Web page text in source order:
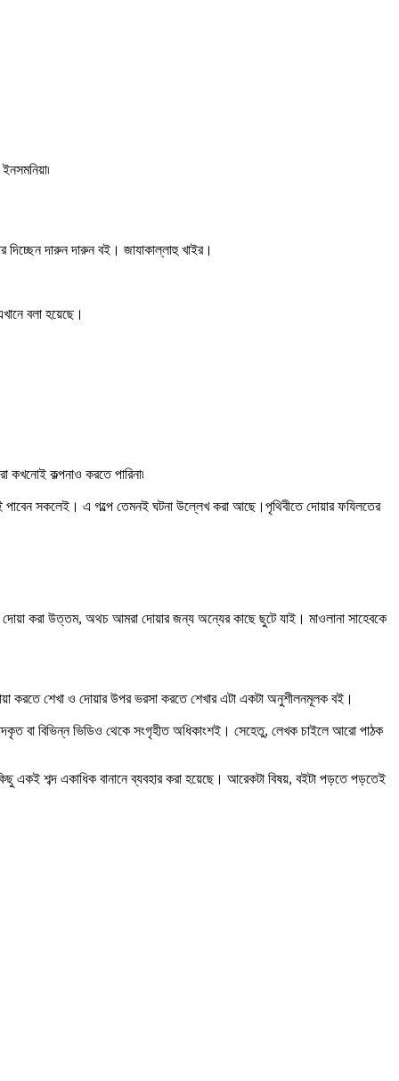
দিচ্ছেন দারুন দারুন বই। জাযাকাল্লাহু খাইর।
বলা হয়েছে।
কখনোই কল্পনাও করতে পারিনা৷
সকলেই। এ গল্পে তেমনই ঘটনা উল্লেখ করা আছে।পৃথিবীতে দোয়ার ফযিলতের
করা উত্তম, অথচ আমরা দোয়ার জন্য অন্যের কাছে ছুটে যাই। মাওলানা সাহেবকে
করতে শেখা ও দোয়ার উপর ভরসা করতে শেখার এটা একটা অনুশীলনমূলক বই।
বা বিভিন্ন ভিডিও থেকে সংগৃহীত অধিকাংশই। সেহেতু, লেখক চাইলে আরো পাঠক
একই শব্দ একাধিক বানানে ব্যবহার করা হয়েছে। আরেকটা বিষয়, বইটা পড়তে পড়তেই